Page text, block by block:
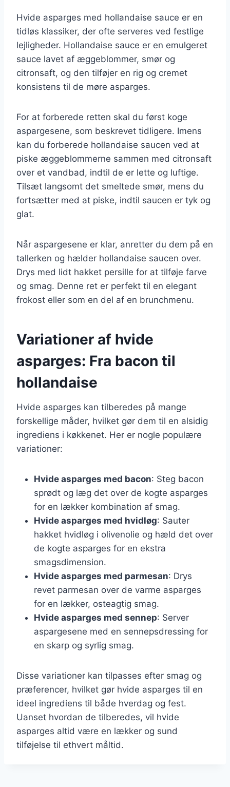
Hvide asparges med hollandaise sauce er en
tidløs klassiker, der ofte serveres ved festlige
lejligheder. Hollandaise sauce er en emulgeret
sauce lavet af æggeblommer, smør og
citronsaft, og den tilføjer en rig og cremet
konsistens til de møre asparges.
For at forberede retten skal du først koge
aspargesene, som beskrevet tidligere. Imens
kan du forberede hollandaise saucen ved at
piske æggeblommerne sammen med citronsaft
over et vandbad, indtil de er lette og luftige.
Tilsæt langsomt det smeltede smør, mens du
fortsætter med at piske, indtil saucen er tyk og
glat.
Når aspargesene er klar, anretter du dem på en
tallerken og hælder hollandaise saucen over.
Drys med lidt hakket persille for at tilføje farve
og smag. Denne ret er perfekt til en elegant
frokost eller som en del af en brunchmenu.
Variationer af hvide
asparges: Fra bacon til
hollandaise
Hvide asparges kan tilberedes på mange
forskellige måder, hvilket gør dem til en alsidig
ingrediens i køkkenet. Her er nogle populære
variationer:
Hvide asparges med bacon: Steg bacon
sprødt og læg det over de kogte asparges
for en lækker kombination af smag.
Hvide asparges med hvidløg: Sauter
hakket hvidløg i olivenolie og hæld det over
de kogte asparges for en ekstra
smagsdimension.
Hvide asparges med parmesan: Drys
revet parmesan over de varme asparges
for en lækker, osteagtig smag.
Hvide asparges med sennep: Server
aspargesene med en sennepsdressing for
en skarp og syrlig smag.
Disse variationer kan tilpasses efter smag og
præferencer, hvilket gør hvide asparges til en
ideel ingrediens til både hverdag og fest.
Uanset hvordan de tilberedes, vil hvide
asparges altid være en lækker og sund
tilføjelse til ethvert måltid.